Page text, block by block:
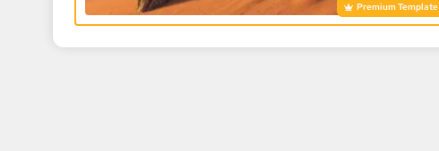
Premium Template